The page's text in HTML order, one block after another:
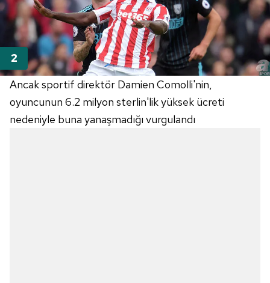
Ancak sportif direktör Damien Comolli'nin,
oyuncunun 6.2 milyon sterlin'lik yüksek ücreti
nedeniyle buna yanaşmadığı vurgulandı